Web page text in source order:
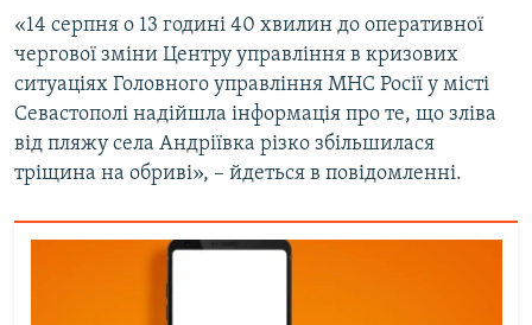
«14 серпня о 13 годині 40 хвилин до оперативної
чергової зміни Центру управління в кризових
ситуаціях Головного управління МНС Росії у місті
Севастополі надійшла інформація про те, що зліва
від пляжу села Андріївка різко збільшилася
тріщина на обриві», – йдеться в повідомленні.